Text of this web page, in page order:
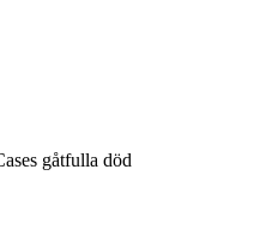
gåtfulla död